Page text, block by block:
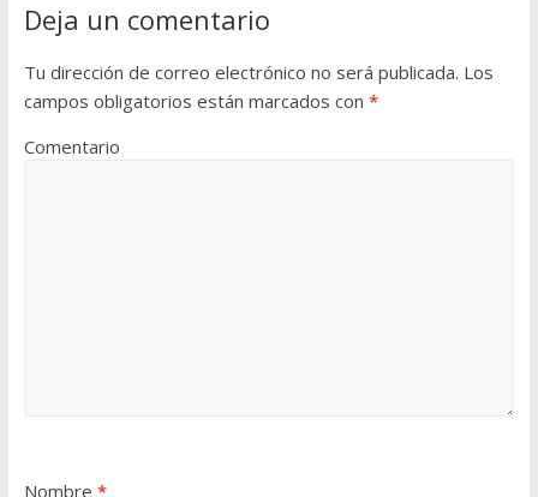
Deja un comentario
Tu dirección de correo electrónico no será publicada. Los
campos obligatorios están marcados con *
Comentario
Nombre *